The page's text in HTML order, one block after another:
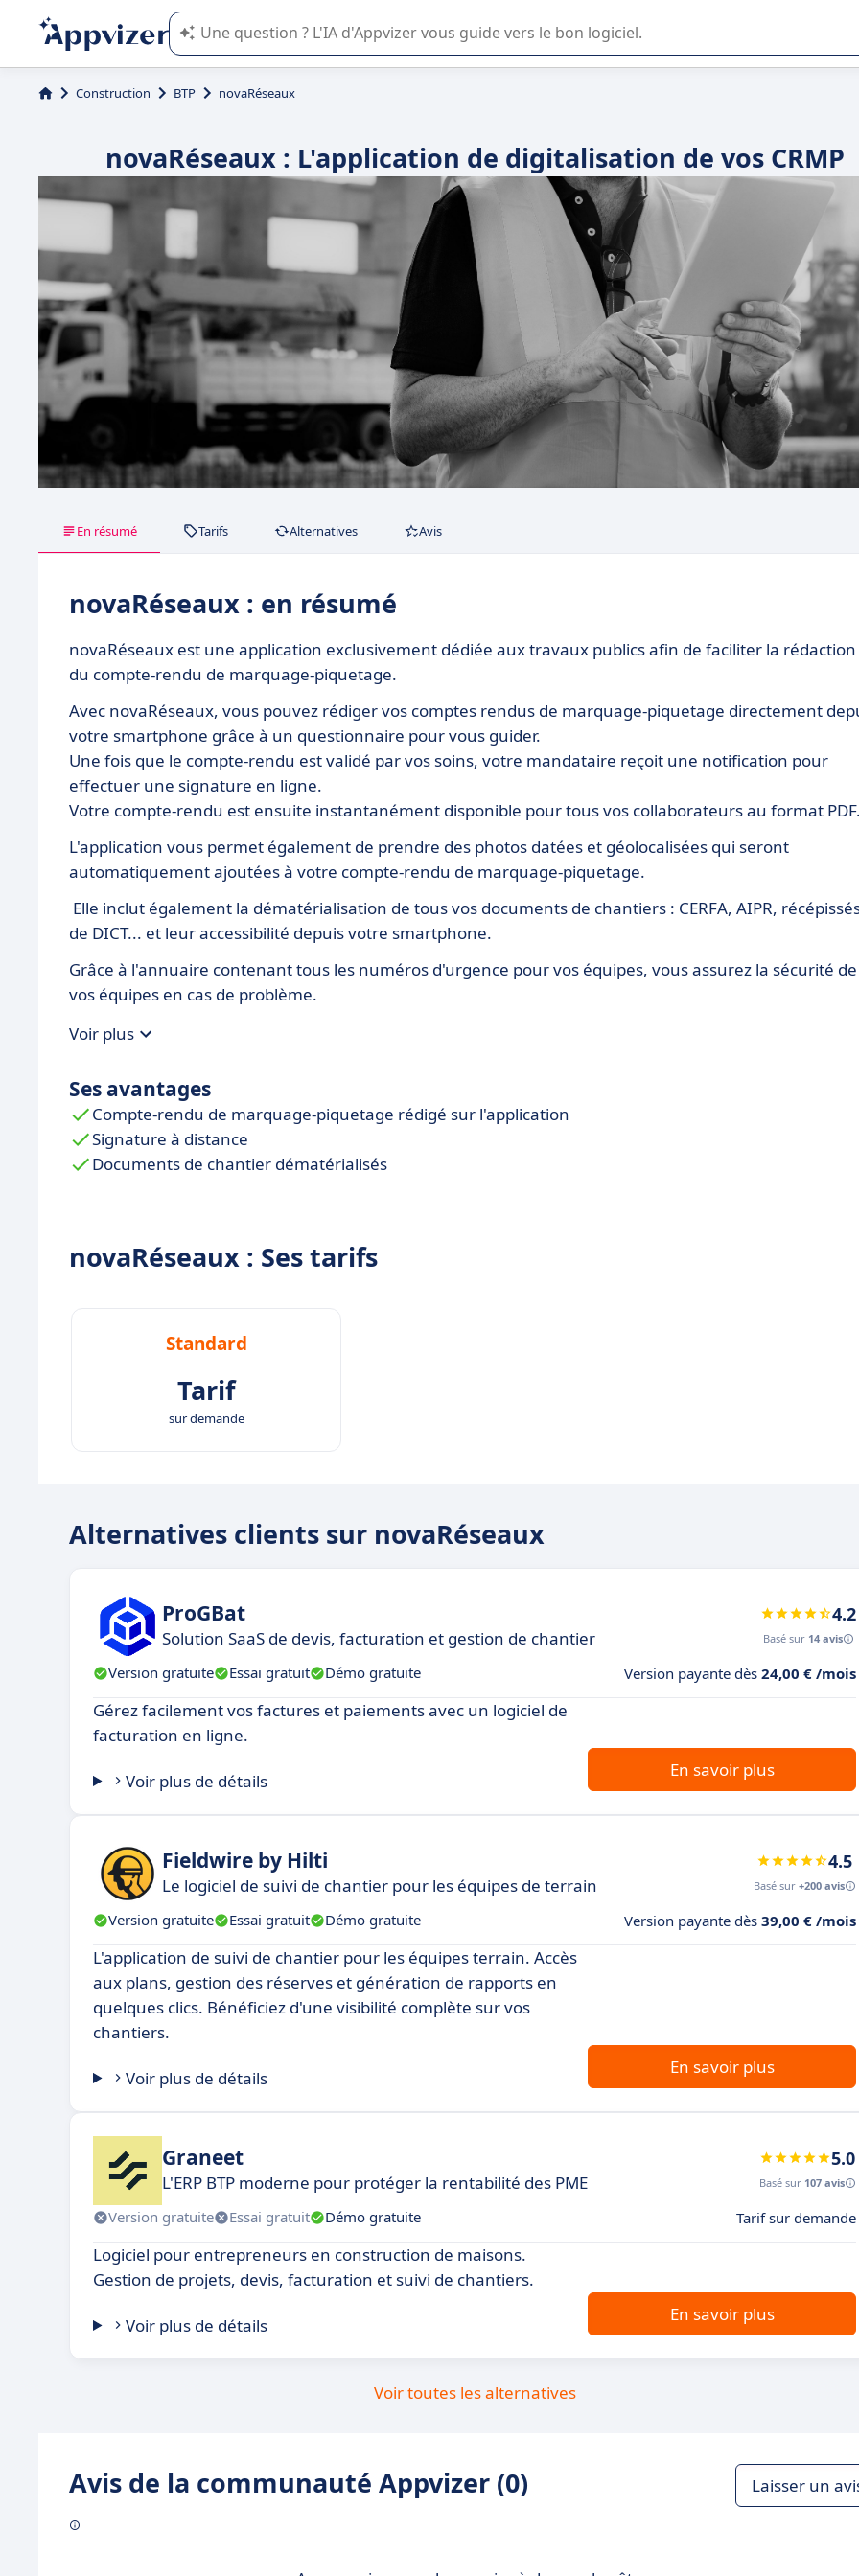
L'IA de Appvizer vous guide dans l'utilisation ou la sélection de logiciel SaaS en entreprise.
Construction BTP novaRéseaux
novaRéseaux : L'application de digitalisation de vos CRMP
En résumé Tarifs Alternatives Avis
novaRéseaux : en résumé
novaRéseaux est une application exclusivement dédiée aux travaux publics afin de faciliter la rédaction
du compte-rendu de marquage-piquetage.
Avec novaRéseaux, vous pouvez rédiger vos comptes rendus de marquage-piquetage directement
votre smartphone grâce à un questionnaire pour vous guider.
Une fois que le compte-rendu est validé par vos soins, votre mandataire reçoit une notification pour
effectuer une signature en ligne.
Votre compte-rendu est ensuite instantanément disponible pour tous vos collaborateurs au format
L'application vous permet également de prendre des photos datées et géolocalisées qui seront
automatiquement ajoutées à votre compte-rendu de marquage-piquetage.
Elle inclut également la dématérialisation de tous vos documents de chantiers : CERFA, AIPR,
de DICT... et leur accessibilité depuis votre smartphone.
Grâce à l'annuaire contenant tous les numéros d'urgence pour vos équipes, vous assurez la sécurité de
vos équipes en cas de problème.
Voir plus
Ses avantages
Compte-rendu de marquage-piquetage rédigé sur l'application
Signature à distance
Documents de chantier dématérialisés
novaRéseaux : Ses tarifs
Standard
Tarif
sur demande
Alternatives clients sur novaRéseaux
ProGBat
Solution SaaS de devis, facturation et gestion de chantier
4.2
Basé sur 14 avis
Version gratuite Essai gratuit Démo gratuite Version payante dès 24,00 € /mois
Gérez facilement vos factures et paiements avec un logiciel de
facturation en ligne.
Voir plus de détails
En savoir plus
Fieldwire by Hilti
Le logiciel de suivi de chantier pour les équipes de terrain
4.5
Basé sur +200 avis
Version gratuite Essai gratuit Démo gratuite Version payante dès 39,00 € /mois
L'application de suivi de chantier pour les équipes terrain. Accès
aux plans, gestion des réserves et génération de rapports en
quelques clics. Bénéficiez d'une visibilité complète sur vos
chantiers.
Voir plus de détails
En savoir plus
Graneet
L'ERP BTP moderne pour protéger la rentabilité des PME
5.0
Basé sur 107 avis
Version gratuite Essai gratuit Démo gratuite Tarif sur demande
Logiciel pour entrepreneurs en construction de maisons.
Gestion de projets, devis, facturation et suivi de chantiers.
Voir plus de détails
En savoir plus
Voir toutes les alternatives
Avis de la communauté Appvizer (0) Laisser un